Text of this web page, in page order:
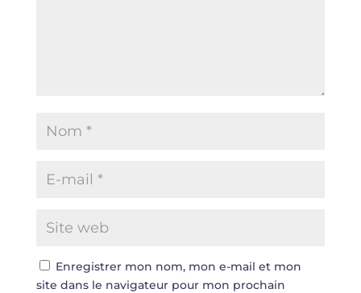
Enregistrer mon nom, mon e-mail et mon
site dans le navigateur pour mon prochain